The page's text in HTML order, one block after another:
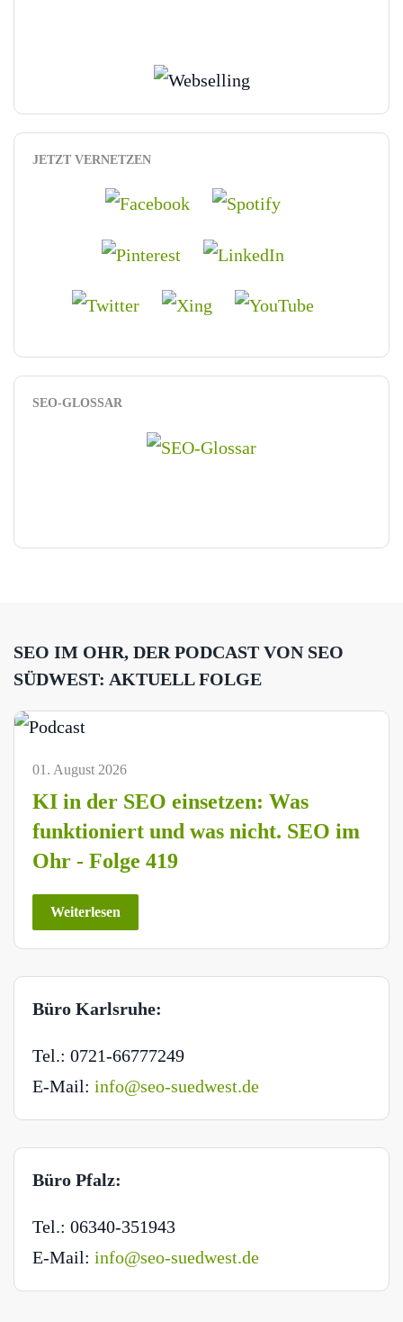
JETZT VERNETZEN
SEO-GLOSSAR
SEO IM OHR, DER PODCAST VON SEO
SÜDWEST: AKTUELL FOLGE
01. August 2026
KI in der SEO einsetzen: Was
funktioniert und was nicht. SEO im
Ohr - Folge 419
Weiterlesen
Büro Karlsruhe:
Tel.: 0721-66777249
E-Mail: info@seo-suedwest.de
Büro Pfalz:
Tel.: 06340-351943
E-Mail: info@seo-suedwest.de